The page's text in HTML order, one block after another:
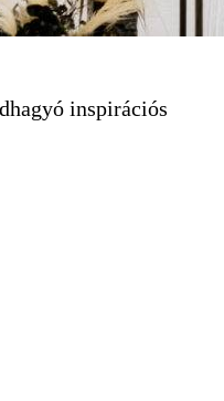
inspirációs